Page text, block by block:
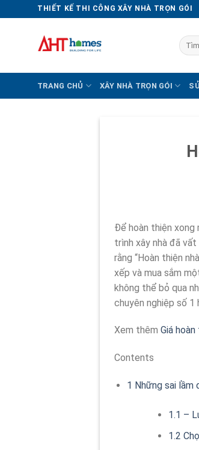
THIẾT KẾ THI CÔNG XÂY NHÀ TRỌN GÓI
Tìm
kiếm:
TRANG CHỦ XÂY NHÀ TRỌN GÓI
Để hoàn thiện xong
trình xây nhà đã vất
rằng “Hoàn thiện
xếp và mua sắm
không thể bỏ qua
chuyên nghiệp số 1
Xem thêmGiá
Contents
1 Những sai lầm
1.1 –
1.2